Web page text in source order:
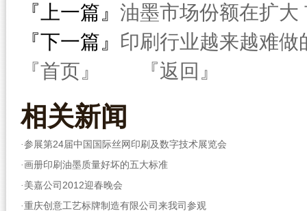
『上一篇』 油墨市场份额在扩大
『下一篇』 印刷行业越来越难
『首页』
『返回』
相关新闻
·参展第24届中国国际丝网印刷及数字技术展览会
·画册印刷油墨质量好坏的五大标准
· 美嘉公司2012迎春晚会
·重庆创意工艺标牌制造有限公司来我司参观